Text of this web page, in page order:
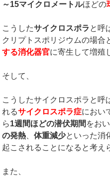
～15マイクロメートルほどの
こうしたサイクロスポラ と呼
クリプトスポリジウムの場合
する消化器官に寄生して増殖
そして、
こうしたサイクロスポラと呼
れるサイクロスポラ症におい
ら1週間ほどの潜伏期間 をおい
の発熱、体重減少といった消
起こされることになると考え
また、